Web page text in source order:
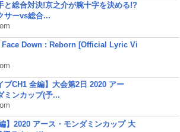
と総合対決!京之介が腕十字を決める!?
サーvs総合...
Face Down : Reborn [Official Lyric Vi
ブCH1 全編】大会第2日 2020 アー
ミンカップ(予...
】2020 アース・モンダミンカップ 大